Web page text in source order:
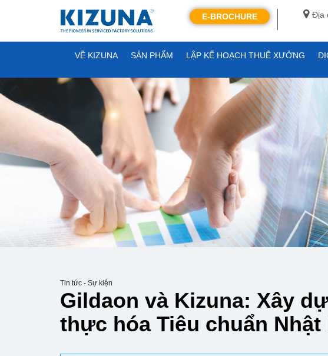
Địa
E-BROCHURE
VỀ KIZUNA SẢN PHẨM LẬP KẾ HOẠCH THUÊ XƯỞNG
Tin tức - Sự kiện
Gildaon và Kizuna: Xây
thực hóa Tiêu chuẩn Nhật